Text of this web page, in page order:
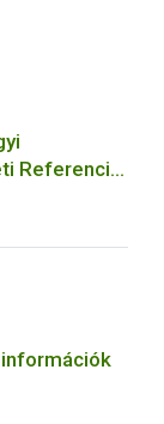
Referencia